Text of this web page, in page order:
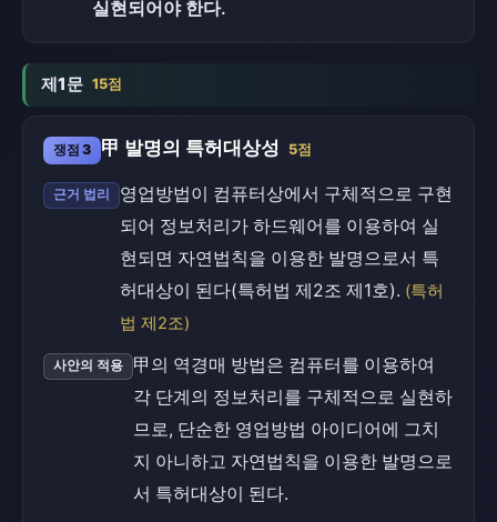
실현되어야 한다.
제1문 15점
쟁점 3 甲 발명의 특허대상성 5점
근거 법리
영업방법이 컴퓨터상에서 구체적으로 구현
되어 정보처리가 하드웨어를 이용하여 실
현되면 자연법칙을 이용한 발명으로서 특
허대상이 된다(특허법 제2조 제1호). (특허
법 제2조)
사안의 적용
甲의 역경매 방법은 컴퓨터를 이용하여
각 단계의 정보처리를 구체적으로 실현하
므로, 단순한 영업방법 아이디어에 그치
지 아니하고 자연법칙을 이용한 발명으로
서 특허대상이 된다.